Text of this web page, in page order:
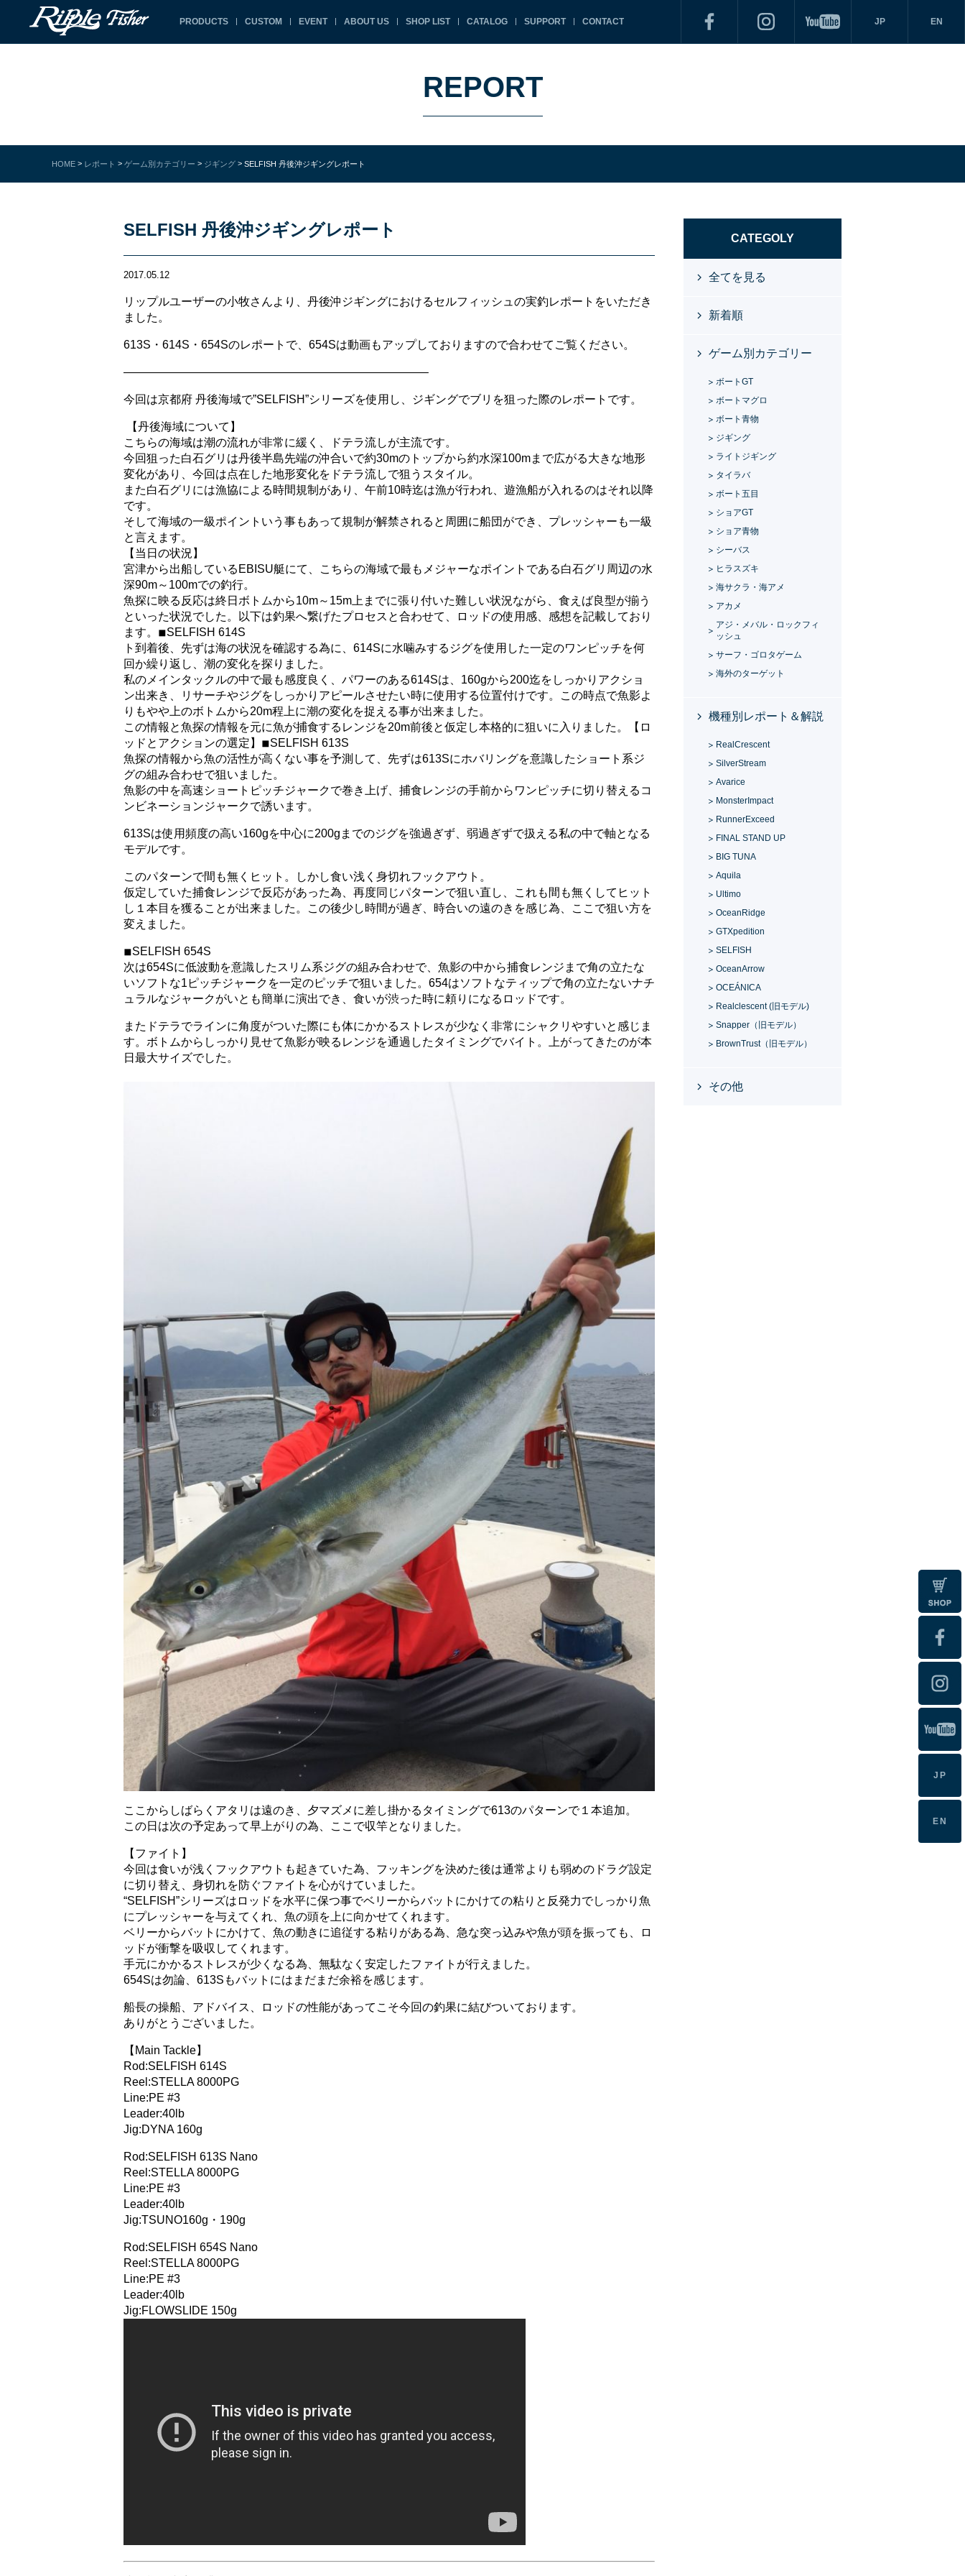
PRODUCTS CUSTOM EVENT ABOUT US SHOP LIST CATALOG SUPPORT CONTACT EN
JP
REPORT
HOME > レポート > ゲーム別カテゴリー > ジギング > SELFISH 丹後沖ジギングレポート
SELFISH 丹後沖ジギングレポート
2017.05.12
リップルユーザーの小牧さんより、丹後沖ジギングにおけるセルフィッシュの実釣レポートをいただき
ました。
613S・614S・654Sのレポートで、654Sは動画もアップしておりますので合わせてご覧ください。
——————————————————————————–
今回は京都府 丹後海域で”SELFISH”シリーズを使用し、 ジギングでブリを狙った際のレポートです。
【丹後海域について】
こちらの海域は潮の流れが非常に緩く、ドテラ流しが主流です。
今回狙った白石グリは丹後半島先端の沖合いで約30mのトップから約水深100mまで広がる大きな地形
変化があり、 今回は点在した地形変化をドテラ流しで狙うスタイル。
また白石グリには漁協による時間規制があり、 午前10時迄は漁が行われ、遊漁船が入れるのはそれ以降
です。
そして海域の一級ポイントいう事もあって規制が解禁されると周囲 に船団ができ、プレッシャーも一級
と言えます。
【当日の状況】
宮津から出船しているEBISU艇にて、
こちらの海域で最もメジャーなポイントである白石グリ周辺の水
深90m～100mでの釣行。
魚探に映る反応は終日ボトムから10m～ 15m上までに張り付いた難しい状況ながら、 食えば良型が揃う
といった状況でした。以下は釣果へ繋げたプロセスと合わせて、ロッドの使用感、 感想を記載しており
ます。◾︎SELFISH 614S
ト到着後、先ずは海の状況を確認する為に、 614Sに水噛みするジグを使用した一定のワンピッチを何
回か繰り 返し、潮の変化を探りました。
私のメインタックルの中で最も感度良く、パワーのある614Sは、 160gから200迄をしっかりアクショ
ン出来き、
リサーチやジグをしっかりアピールさせたい時に使用する位置付けです。この時点で魚影よ
りもやや上のボトムから20m程上に潮の変化を捉える事が出来ました。
この情報と魚探の情報を元に魚が捕食するレンジを20m前後と仮定し本格的に狙いに入りました。【ロ
ッドとアクションの選定】◾︎SELFISH 613S
魚探の情報から魚の活性が高くない事を予測して、 先ずは613Sにホバリングを意識したショート系ジ
グの組み合わせで狙いました。
魚影の中を高速ショートピッチジャークで巻き上げ、 捕食レンジの手前からワンピッチに切り替えるコ
ンビネーションジャークで誘います。
613Sは使用頻度の高い160gを中心に200gまでのジグを強過ぎず、弱過ぎずで扱える私の中で軸となる
モデルです。
このパターンで間も無くヒット。しかし食い浅く身切れフックアウト。
仮定していた捕食レンジで反応があった為、 再度同じパターンで狙い直し、
これも間も無くしてヒット
し１本目を獲ることが出来ました。この後少し時間が過ぎ、時合いの遠のきを感じ為、
ここで狙い方を
変えました。
◾︎SELFISH 654S
次は654Sに低波動を意識したスリム系ジグの組み合わせで、 魚影の中から捕食レンジまで角の立たな
いソフトな1ピッチジャークを一定のピッチで狙いました。654はソフトなティップで角の立たないナチ
ュラルなジャークがいとも簡単に演出でき、食いが渋った時に頼りになるロッドです。
またドテラでラインに角度がついた際にも体にかかるストレスが少なく非常にシャクリやすいと感じま
す。ボトムからしっかり見せて魚影が映るレンジを通過したタイミングでバイト。上がってきたのが本
日最大サイズでした。
ここからしばらくアタリは遠のき、 夕マズメに差し掛かるタイミングで613のパターンで１本追加。
この日は次の予定あって早上がりの為、ここで収竿となりました。
【ファイト】
今回は食いが浅くフックアウトも起きていた為、 フッキングを決めた後は通常よりも弱めのドラグ設定
に切り替え、 身切れを防ぐファイトを心がけていました。
“SELFISH”シリーズはロッドを水平に保つ事でベリーからバットにかけての粘りと反発力でしっかり魚
にプレッシャーを与えてくれ、 魚の頭を上に向かせてくれます。
ベリーからバットにかけて、魚の動きに追従する粘りがある為、 急な突っ込みや魚が頭を振っても、
ロ
ッドが衝撃を吸収してくれます。
手元にかかるストレスが少くなる為、 無駄なく安定したファイトが行えました。
654Sは勿論、613Sもバットにはまだまだ余裕を感じます。
船長の操船、アドバイス、
ロッドの性能があってこそ今回の釣果に結びついております。
ありがとうございました。
【Main Tackle】
Rod:SELFISH 614S
Reel:STELLA 8000PG
Line:PE #3
Leader:40lb
Jig:DYNA 160g
Rod:SELFISH 613S Nano
Reel:STELLA 8000PG
Line:PE #3
Leader:40lb
Jig:TSUNO160g・190g
Rod:SELFISH 654S Nano
Reel:STELLA 8000PG
Line:PE #3
Leader:40lb
Jig:FLOWSLIDE 150g
CATEGOLY
全てを見る
新着順
ゲーム別カテゴリー
ボートGT
ボートマグロ
ボート青物
ジギング
ライトジギング
タイラバ
ボート五目
ショアGT
ショア青物
シーバス
ヒラスズキ
海サクラ・海アメ
アカメ
アジ・メバル・ロックフィ
ッシュ
サーフ・ゴロタゲーム
海外のターゲット
機種別レポート＆解説
RealCrescent
SilverStream
Avarice
MonsterImpact
RunnerExceed
FINAL STAND UP
BIG TUNA
Aquila
Ultimo
OceanRidge
GTXpedition
SELFISH
OceanArrow
OCEÁNICA
Realclescent (旧モデル)
Snapper（旧モデル）
BrownTrust（旧モデル）
その他
JP
EN